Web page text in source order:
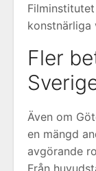
konstnärliga
Fler
Även om
en mängd
avgörande
Från